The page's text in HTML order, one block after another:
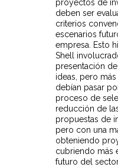
proyectos de
deben ser
criterios
escenarios
empresa. Esto
Shell
presentación
ideas, pero
debían pasar
proceso de
reducción de
propuestas de
pero con una
obteniendo
cubriendo más
futuro del